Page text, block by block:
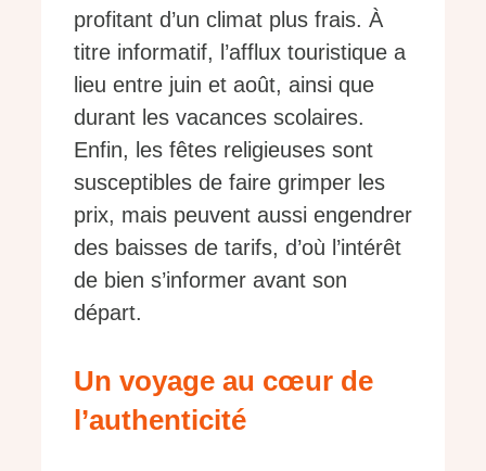
profitant d’un climat plus frais. À
titre informatif, l’afflux touristique a
lieu entre juin et août, ainsi que
durant les vacances scolaires.
Enfin, les fêtes religieuses sont
susceptibles de faire grimper les
prix, mais peuvent aussi engendrer
des baisses de tarifs, d’où l’intérêt
de bien s’informer avant son
départ.
Un voyage au cœur de
l’authenticité